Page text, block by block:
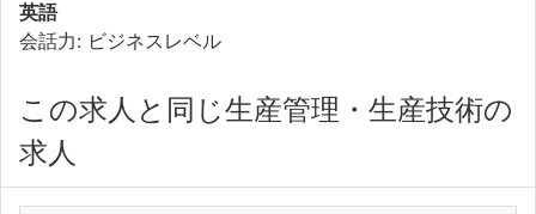
英語
会話力: ビジネスレベル
この求人と同じ生産管理・生産技術の
求人